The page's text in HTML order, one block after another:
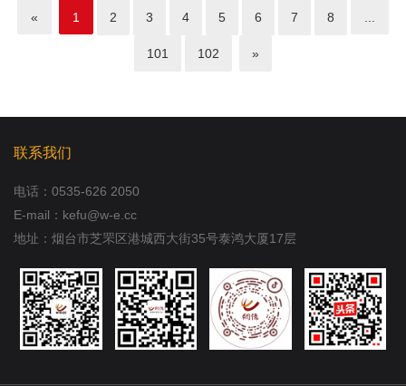
« 1 2 3 4 5 6 7 8
101 102 »
联系我们
电话： 0535-626 2050
E-mail：kefu@w-e.cc
地址：烟台市芝罘区港城西大街35号泰鸿大厦17层